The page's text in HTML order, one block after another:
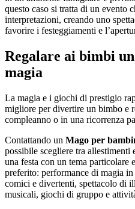
questo caso si tratta di un evento
interpretazioni, creando uno
favorire i festeggiamenti e
Regalare ai bimbi
magia
La magia e i giochi di prestigio
migliore per divertire un bimbo e
compleanno o in una ricorrenza
Contattando un Mago per
possibile scegliere tra
una festa con un tema
preferito: performance di magia
comici e divertenti, spettacolo di
musicali, giochi di gruppo e